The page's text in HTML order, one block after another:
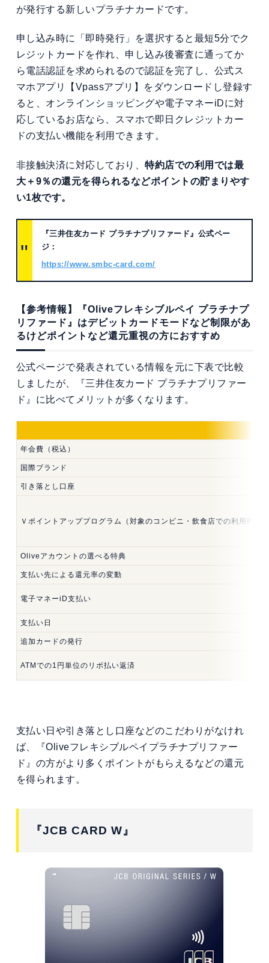
が発行する新しいプラチナカードです。
申し込み時に「即時発行」を選択すると最短5分でク
レジットカードを作れ、申し込み後審査に通ってか
ら電話認証を求められるので認証を完了し、公式ス
マホアプリ【Vpassアプリ】をダウンロードし登録す
ると、オンラインショッピングや電子マネーiDに対
応しているお店なら、スマホで即日クレジットカー
ドの支払い機能を利用できます。
非接触決済に対応しており、特約店での利用では最
大＋9％の還元を得られるなどポイントの貯まりやす
い1枚です。
『三井住友カード プラチナプリファード』公式ペー
ジ：
https://www.smbc-card.com/
【参考情報】『Oliveフレキシブルペイ プラチナプ
リファード』はデビットカードモードなど制限があ
るけどポイントなど還元重視の方におすすめ
公式ページで発表されている情報を元に下表で比較
しましたが、『三井住友カード プラチナプリファー
ド』に比べてメリットが多くなります。
年会費（税込）
国際ブランド
引き落とし口座
Ｖポイントアッププログラム（対象のコンビニ・飲食店での利用時）
Oliveアカウントの選べる特典
支払い先による還元率の変動
電子マネーiD支払い
支払い日
追加カードの発行
ATMでの1円単位のリボ払い返済
支払い日や引き落とし口座などのこだわりがなけれ
ば、『Oliveフレキシブルペイプラチナプリファー
ド』の方がより多くポイントがもらえるなどの還元
を得られます。
『JCB CARD W』